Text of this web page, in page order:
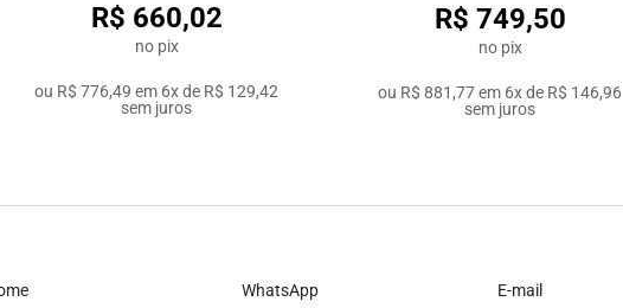
R$ 660,02
no pix
ou R$ 776,49 em 6x de R$ 129,42
sem juros
R$ 749,50
no pix
ou R$ 881,77em 6x de R$ 146,96
sem juros